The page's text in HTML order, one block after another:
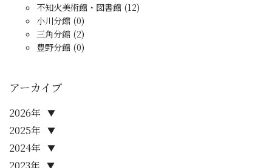
不知火美術館・図書館 (12)
小川分館 (0)
三角分館 (2)
豊野分館 (0)
アーカイブ
2023年 ▼
2024年 ▼
2025年 ▼
2026年 ▼